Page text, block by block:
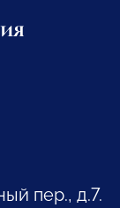
пер., д.7.